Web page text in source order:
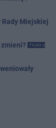
Rady Miejskiej
zmieni?
TYLKO U